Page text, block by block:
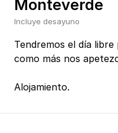
Monteverde
Incluye desayuno
Tendremos el día
como más nos
Alojamiento.